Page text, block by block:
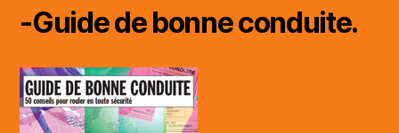
-Guide de bonne conduite.